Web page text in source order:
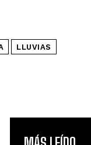
LLUVIAS